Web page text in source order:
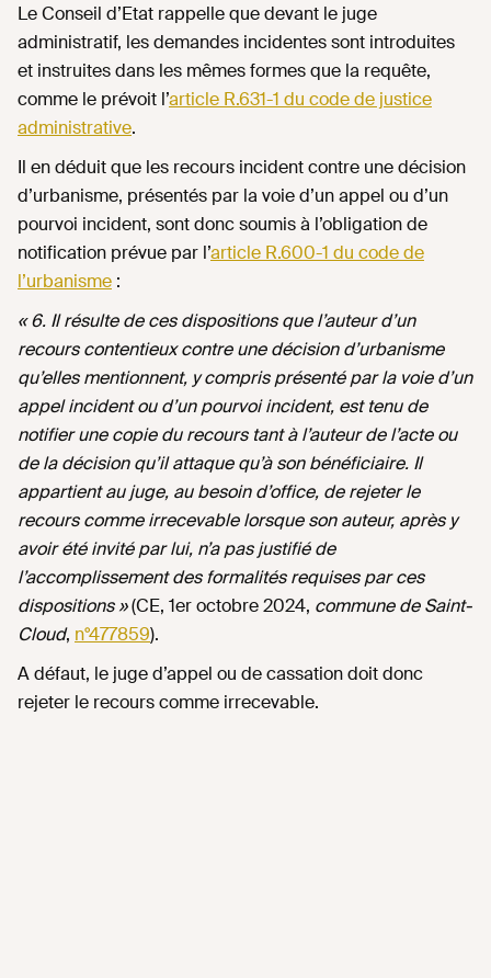
Le Conseil d’Etat rappelle que devant le juge
administratif, les demandes incidentes sont introduites
et instruites dans les mêmes formes que la requête,
comme le prévoit l’article R.631-1 du code de justice
administrative.
Il en déduit que les recours incident contre une décision
d’urbanisme, présentés par la voie d’un appel ou d’un
pourvoi incident, sont donc soumis à l’obligation de
notification prévue par l’article R.600-1 du code de
l’urbanisme :
« 6. Il résulte de ces dispositions que l’auteur d’un
recours contentieux contre une décision d’urbanisme
qu’elles mentionnent, y compris présenté par la voie d’un
appel incident ou d’un pourvoi incident, est tenu de
notifier une copie du recours tant à l’auteur de l’acte ou
de la décision qu’il attaque qu’à son bénéficiaire. Il
appartient au juge, au besoin d’office, de rejeter le
recours comme irrecevable lorsque son auteur, après y
avoir été invité par lui, n’a pas justifié de
l’accomplissement des formalités requises par ces
dispositions »(CE, 1er octobre 2024, commune de Saint-
Cloud, n°477859).
A défaut, le juge d’appel ou de cassation doit donc
rejeter le recours comme irrecevable.